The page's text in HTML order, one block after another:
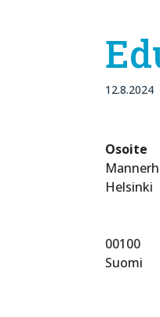
12.8.2024
Osoite
Helsinki
00100
Suomi